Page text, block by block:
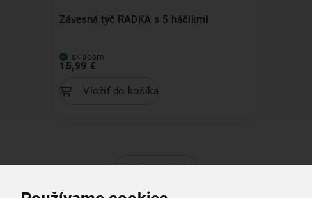
Závesná tyč RADKA s 5 háčikmi
skladom
15,99 €
Vložiť do košíka
Všechny produkty
Související produkty